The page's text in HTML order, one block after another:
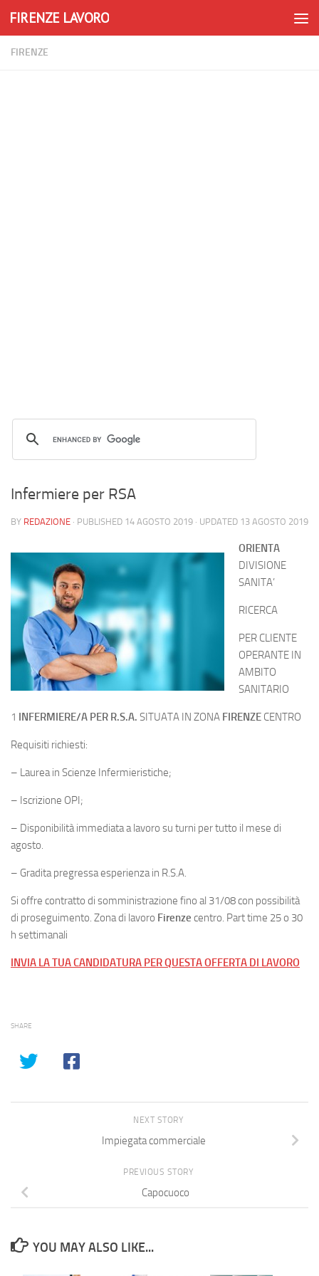
Skip to content
FIRENZE LAVORO
FIRENZE
Infermiere per RSA
BY REDAZIONE · PUBLISHED 14 AGOSTO 2019 · UPDATED 13 AGOSTO 2019
ORIENTA
DIVISIONE
SANITA’
RICERCA
PER CLIENTE
OPERANTE IN
AMBITO
SANITARIO
1 INFERMIERE/A PER R.S.A. SITUATA IN ZONA FIRENZE CENTRO
Requisiti richiesti:
– Laurea in Scienze Infermieristiche;
– Iscrizione OPI;
– Disponibilità immediata a lavoro su turni per tutto il mese di
agosto.
– Gradita pregressa esperienza in R.S.A.
Si offre contratto di somministrazione fino al 31/08 con possibilità
di proseguimento. Zona di lavoro Firenze centro. Part time 25 o 30
h settimanali
INVIA LA TUA CANDIDATURA PER QUESTA OFFERTA DI LAVORO
SHARE
NEXT STORY
Impiegata commerciale
PREVIOUS STORY
Capocuoco
YOU MAY ALSO LIKE...